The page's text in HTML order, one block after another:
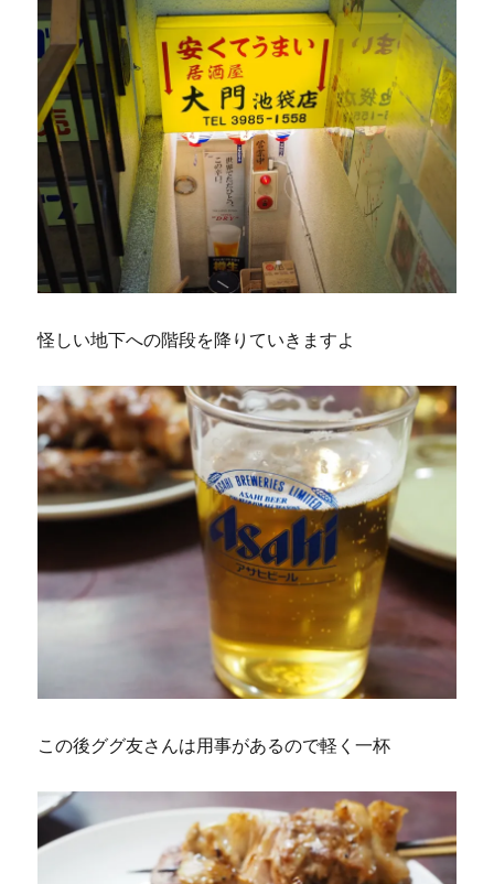
怪しい地下への階段を降りていきますよ
この後ググ友さんは用事があるので軽く一杯